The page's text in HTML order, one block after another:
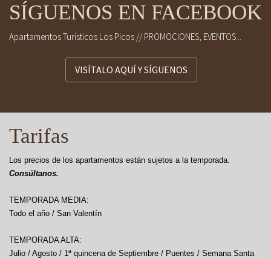
SÍGUENOS EN FACEBOOK
Apartamentos Turísticos Los Picos // PROMOCIONES, EVENTOS...
VISÍTALO AQUÍ Y SÍGUENOS
Tarifas
Los precios de los apartamentos están sujetos a la temporada.
Consúltanos.
TEMPORADA MEDIA:
Todo el año / San Valentín
TEMPORADA ALTA:
Julio / Agosto / 1ª quincena de Septiembre / Puentes / Semana Santa